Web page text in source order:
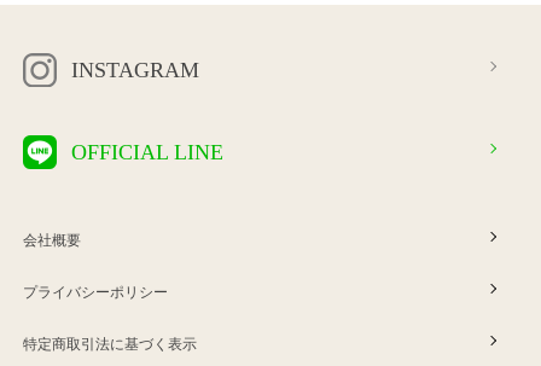
INSTAGRAM
OFFICIAL LINE
会社概要
プライバシーポリシー
特定商取引法に基づく表示